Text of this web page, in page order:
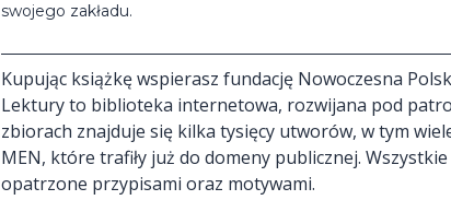
swojego zakładu.
Kupując książkę wspierasz fundację Nowoczesna
Lektury to biblioteka internetowa, rozwijana pod
zbiorach znajduje się kilka tysięcy utworów, w tym
MEN, które trafiły już do domeny publicznej.
opatrzone przypisami oraz motywami.